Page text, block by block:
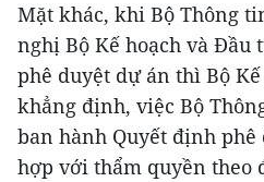
Mặt khác, khi Bộ Thông
nghị Bộ Kế hoạch và Đầu
phê duyệt dự án thì Bộ
khẳng định, việc Bộ
ban hành Quyết định
hợp với thẩm quyền theo